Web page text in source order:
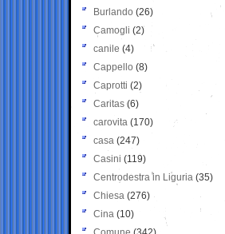
Burlando (26)
Camogli (2)
canile (4)
Cappello (8)
Caprotti (2)
Caritas (6)
carovita (170)
casa (247)
Casini (119)
Centrodestra in Liguria (35)
Chiesa (276)
Cina (10)